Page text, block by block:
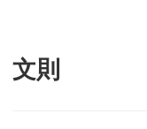
文則